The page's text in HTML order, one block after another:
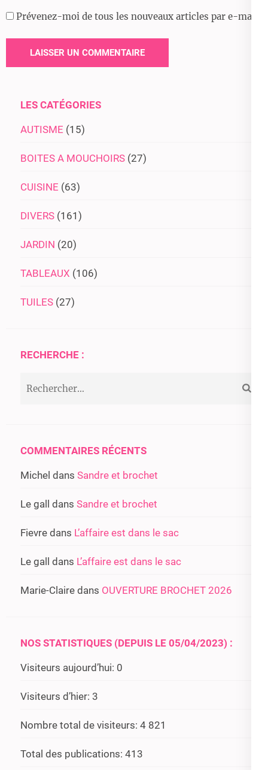
Prévenez-moi de tous les nouveaux articles par e-mail.
LES CATÉGORIES
AUTISME (15)
BOITES A MOUCHOIRS (27)
CUISINE (63)
DIVERS (161)
JARDIN (20)
TABLEAUX (106)
TUILES (27)
RECHERCHE :
COMMENTAIRES RÉCENTS
Michel dans Sandre et brochet
Le gall dans Sandre et brochet
Fievre dans L’affaire est dans le sac
Le gall dans L’affaire est dans le sac
Marie-Claire dans OUVERTURE BROCHET 2026
NOS STATISTIQUES (DEPUIS LE 05/04/2023) :
Visiteurs aujourd’hui: 0
Visiteurs d’hier: 3
Nombre total de visiteurs: 4 821
Total des publications: 413